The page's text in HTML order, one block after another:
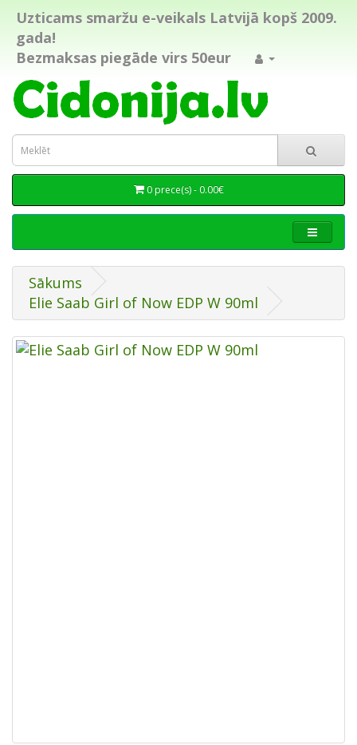
Uzticams smaržu e-veikals Latvijā kopš 2009.
gada!
Bezmaksas piegāde virs 50eur
0 prece(s) - 0.00€
Sākums
Elie Saab Girl of Now EDP W 90ml